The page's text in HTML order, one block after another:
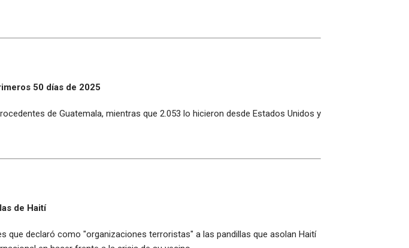
50 días de 2025
de Guatemala, mientras que 2.053 lo hicieron desde Estados Unidos y
de Haití
que declaró como "organizaciones terroristas" a las pandillas que asolan Haití